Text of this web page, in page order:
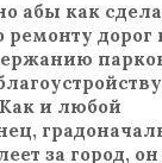
абы как
ремонту дорог
и любой
за город, он